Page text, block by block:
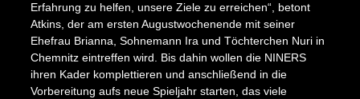
Erfahrung zu helfen, unsere Ziele zu erreichen“, betont
Atkins, der am ersten Augustwochenende mit seiner
Ehefrau Brianna, Sohnemann Ira und Töchterchen Nuri in
Chemnitz eintreffen wird. Bis dahin wollen die NINERS
ihren Kader komplettieren und anschließend in die
Vorbereitung aufs neue Spieljahr starten, das viele